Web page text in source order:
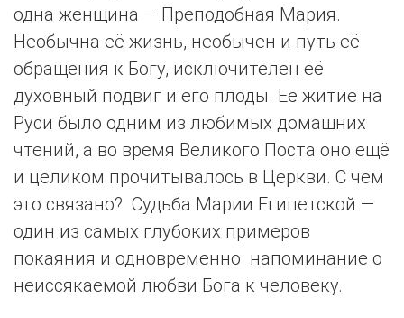
одна женщина — Преподобная Мария.
Необычна её жизнь, необычен и путь её
обращения к Богу, исключителен её
духовный подвиг и его плоды. Её житие на
Руси было одним из любимых домашних
чтений, а во время Великого Поста оно ещё
и целиком прочитывалось в Церкви. С чем
это связано? Судьба Марии Египетской —
один из самых глубоких примеров
покаяния и одновременно напоминание о
неиссякаемой любви Бога к человеку.